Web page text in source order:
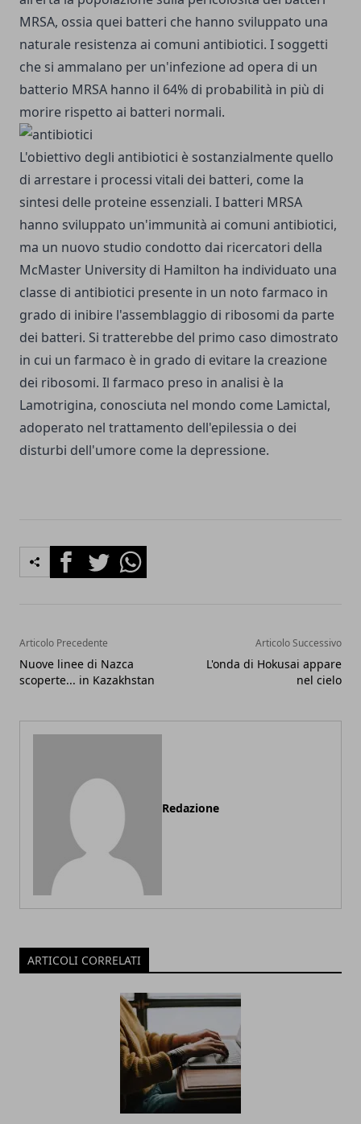
MRSA, ossia quei batteri che hanno sviluppato una
naturale resistenza ai comuni antibiotici. I soggetti
che si ammalano per un'infezione ad opera di un
batterio MRSA hanno il 64% di probabilità in più di
morire rispetto ai batteri normali.
L'obiettivo degli antibiotici è sostanzialmente quello
di arrestare i processi vitali dei batteri, come la
sintesi delle proteine essenziali. I batteri MRSA
hanno sviluppato un'immunità ai comuni antibiotici,
ma un nuovo studio condotto dai ricercatori della
McMaster University di Hamilton ha individuato una
classe di antibiotici presente in un noto farmaco in
grado di inibire l'assemblaggio di ribosomi da parte
dei batteri. Si tratterebbe del primo caso dimostrato
in cui un farmaco è in grado di evitare la creazione
dei ribosomi. Il farmaco preso in analisi è la
Lamotrigina, conosciuta nel mondo come Lamictal,
adoperato nel trattamento dell'epilessia o dei
disturbi dell'umore come la depressione.
FacebookTwitterWhatsapp
Articolo Precedente
Nuove linee di Nazca
scoperte... in Kazakhstan
Articolo Successivo
L'onda di Hokusai appare
nel cielo
Redazione
ARTICOLI CORRELATI